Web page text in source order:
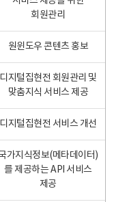
회원관리
원윈도우 콘텐츠 홍보
디지털집현전 회원관리 및
맞춤지식 서비스 제공
디지털집현전 서비스 개선
가지식정보(메타데이터)
를 제공하는 API 서비스
제공